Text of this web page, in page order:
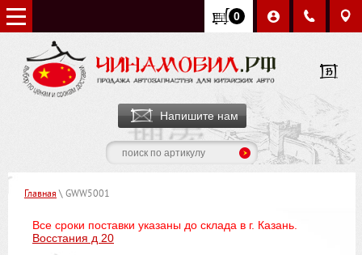
0
Напишите нам
Главная \ GWW5001
Все сроки поставки указаны до склада в г. Казань.
Восстания д 20